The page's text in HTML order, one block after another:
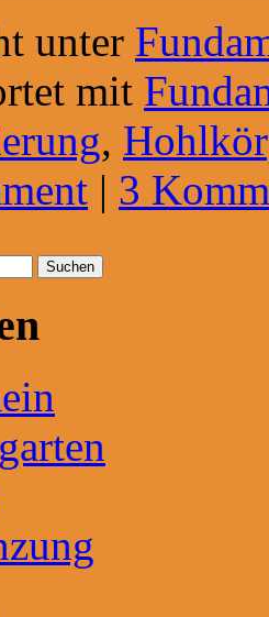
unter
mit
,
| 3